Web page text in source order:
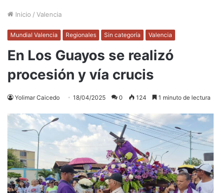
Inicio / Valencia
Mundial Valencia Regionales Sin categoría Valencia
En Los Guayos se realizó
procesión y vía crucis
Yolimar Caicedo 18/04/2025 0 124 1 minuto de lectura